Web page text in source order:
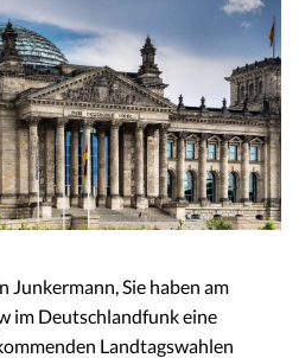
Junkermann, Sie haben am
im Deutschlandfunk eine
Landtagswahlen